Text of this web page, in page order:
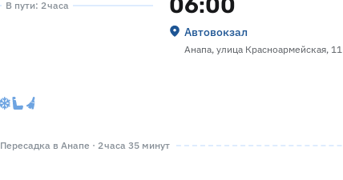
В пути: 2 часа
Автовокзал
Анапа, улица Красноармейская, 11
Пересадка в Анапе · 2 часа 35 минут